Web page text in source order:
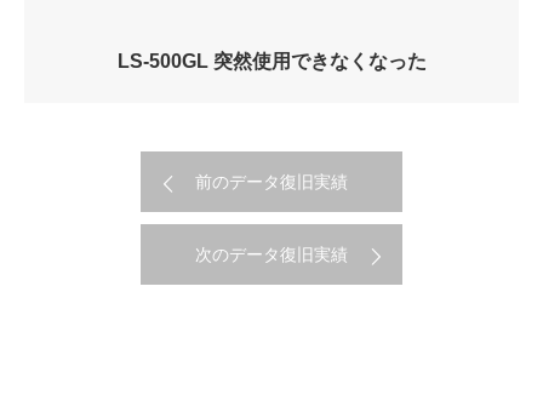
LS-500GL 突然使用できなくなった
前のデータ復旧実績
次のデータ復旧実績